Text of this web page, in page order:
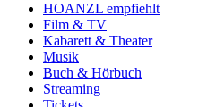
HOANZL empfiehlt
Film & TV
Kabarett & Theater
Musik
Buch & Hörbuch
Streaming